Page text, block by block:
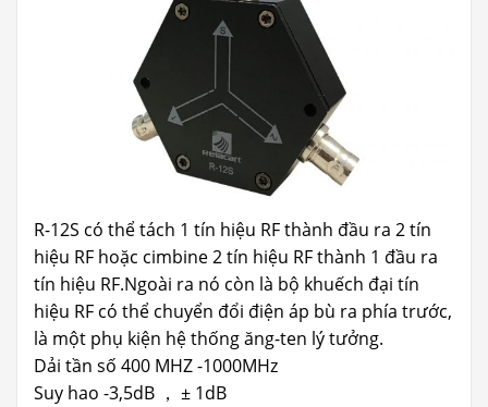
R-12S có thể tách 1 tín hiệu RF thành đầu ra 2 tín
hiệu RF hoặc cimbine 2 tín hiệu RF thành 1 đầu ra
tín hiệu RF.Ngoài ra nó còn là bộ khuếch đại tín
hiệu RF có thể chuyển đổi điện áp bù ra phía trước,
là một phụ kiện hệ thống ăng-ten lý tưởng.
Dải tần số 400 MHZ -1000MHz
Suy hao -3,5dB ， ± 1dB